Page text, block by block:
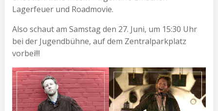
Lagerfeuer und Roadmovie.
Also schaut am Samstag den 27. Juni, um 15:30 Uhr
bei der Jugendbühne, auf dem Zentralparkplatz
vorbei!!!